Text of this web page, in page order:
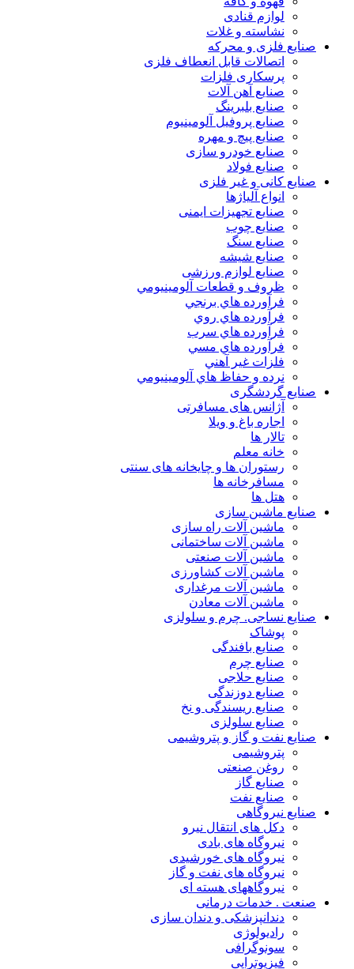
لوازم قنادی
نشاسته و غلات
صنایع فلزی و محرکه
اتصالات قابل انعطاف فلزی
پرسکاری فلزات
صنایع آهن آلات
صنایع بلبرینگ
صنایع پروفیل آلومینیوم
صنایع پیچ و مهره
صنایع خودرو سازی
صنایع فولاد
صنایع کانی و غیر فلزی
انواع آلياژها
صنایع تجهیزات ایمنی
صنایع چوب
صنایع سنگ
صنایع شیشه
صنایع لوازم ورزشی
ظروف و قطعات آلومينيومي
فرآورده هاي برنجي
فرآورده هاي روي
فرآورده هاي سرب
فرآورده هاي مسي
فلزات غير آهني
نرده و حفاظ هاي آلومينيومي
صنایع گردشگری
آژانس های مسافرتی
اجاره باغ و ویلا
تالار ها
خانه معلم
رستوران ها و چایخانه های سنتی
مسافرخانه ها
هتل ها
صنایع ماشین سازی
ماشین آلات راه سازی
ماشین آلات ساختمانی
ماشین آلات صنعتی
ماشین آلات کشاورزی
ماشین آلات مرغداری
ماشین آلات معادن
صنایع نساجی. چرم و سلولزی
پوشاک
صنایع بافندگی
صنایع چرم
صنایع حلاجی
صنایع دوزندگی
صنایع ریسندگی و نخ
صنایع سلولزی
صنایع نفت و گاز و پتروشیمی
پتروشیمی
روغن صنعتی
صنایع گاز
صنایع نفت
صنایع نیروگاهی
دکل های انتقال نیرو
نیروگاه های بادی
نیروگاه های خورشیدی
نیروگاه های نفت و گاز
نیروگاههای هسته ای
صنعت . خدمات درمانی
دندانپزشکی و دندان سازی
رادیولوژی
سونوگرافی
فیزیوتراپی